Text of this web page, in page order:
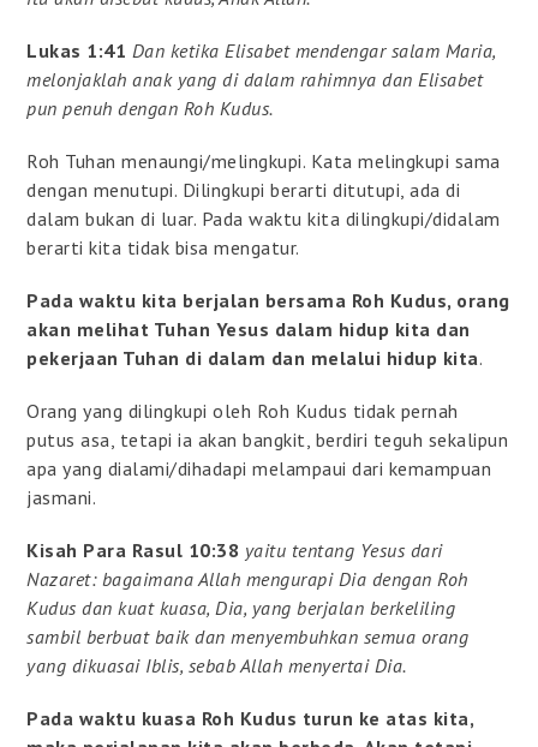
Lukas 1:41 Dan ketika Elisabet mendengar salam Maria,
melonjaklah anak yang di dalam rahimnya dan Elisabet
pun penuh dengan Roh Kudus.
Roh Tuhan menaungi/melingkupi. Kata melingkupi sama
dengan menutupi. Dilingkupi berarti ditutupi, ada di
dalam bukan di luar. Pada waktu kita dilingkupi/didalam
berarti kita tidak bisa mengatur.
Pada waktu kita berjalan bersama Roh Kudus, orang
akan melihat Tuhan Yesus dalam hidup kita dan
pekerjaan Tuhan di dalam dan melalui hidup kita.
Orang yang dilingkupi oleh Roh Kudus tidak pernah
putus asa, tetapi ia akan bangkit, berdiri teguh sekalipun
apa yang dialami/dihadapi melampaui dari kemampuan
jasmani.
Kisah Para Rasul 10:38 yaitu tentang Yesus dari
Nazaret: bagaimana Allah mengurapi Dia dengan Roh
Kudus dan kuat kuasa, Dia, yang berjalan berkeliling
sambil berbuat baik dan menyembuhkan semua orang
yang dikuasai Iblis, sebab Allah menyertai Dia.
Pada waktu kuasa Roh Kudus turun ke atas kita,